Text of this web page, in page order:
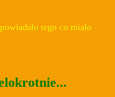
tego co miało